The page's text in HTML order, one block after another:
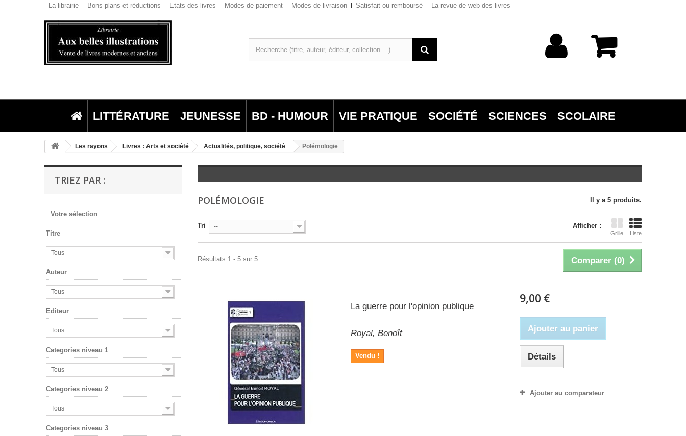
La librairie Bons plans et réductions Etats des livres Modes de paiement Modes de livraison Satisfait ou remboursé La revue de web des livres
LITTÉRATURE JEUNESSE BD - HUMOUR VIE PRATIQUE SOCIÉTÉ SCIENCES SCOLAIRE
Les rayons Livres : Arts et société Actualités, politique, société Polémologie
TRIEZ PAR :
Votre sélection
Titre
Tous
Auteur
Tous
Editeur
Tous
Categories niveau 1
Tous
Categories niveau 2
Tous
Categories niveau 3
POLÉMOLOGIE Il y a 5 produits.
Afficher :
Grille Liste
Tri --
Comparer (0)
Résultats 1 - 5 sur 5.
La guerre pour l'opinion publique
Royal, Benoît
Vendu !
9,00 €
Ajouter au panier
Détails
Ajouter au comparateur